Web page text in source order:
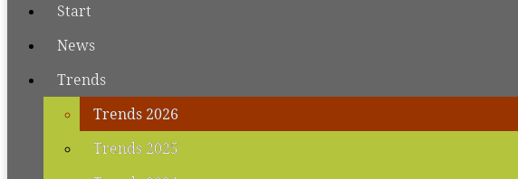
Start
News
Trends
Trends 2026
Trends 2025